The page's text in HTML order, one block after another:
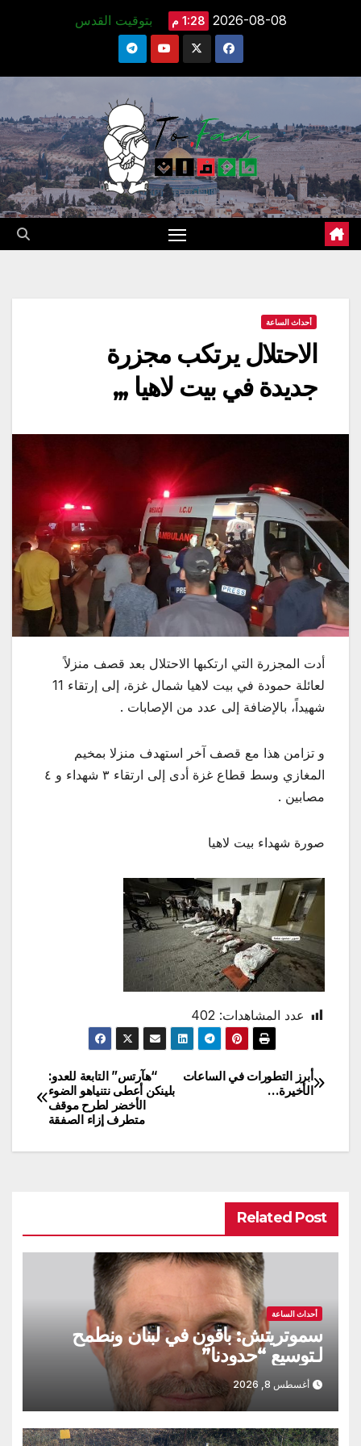
2026-08-08 1:28 م بتوقيت القدس
أحداث الساعة
الاحتلال يرتكب مجزرة
جديدة في بيت لاهيا ,,,
أدت المجزرة التي ارتكبها الاحتلال بعد قصف منزلاً
لعائلة حمودة في بيت لاهيا شمال غزة، إلى إرتقاء 11
شهيداً، بالإضافة إلى عدد من الإصابات .
و تزامن هذا مع قصف آخر استهدف منزلا بمخيم
المغازي وسط قطاع غزة أدى إلى ارتقاء ٣ شهداء و ٤
مصابين .
صورة شهداء بيت لاهيا
عدد المشاهدات: 402
تصفّح
“هآرتس” التابعة للعدو:
بلينكن أعطى نتنياهو الضوء
الأخضر لطرح موقف
متطرف إزاء الصفقة
أبرز التطورات في الساعات
الأخيرة…
Related Post
أحداث الساعة
سموتريتش: باقون في لبنان ونطمح
لـتوسيع “حدودنا”
أغسطس 8, 2026